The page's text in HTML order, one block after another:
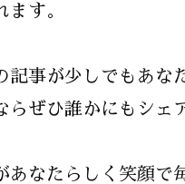
ます。
記事が少しでもあな
らぜひ誰かにもシェ
あなたらしく笑顔で